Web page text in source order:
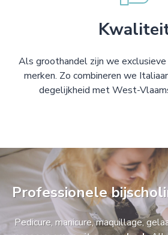
Als groothandel zijn we exclusieve
merken. Zo combineren we
degelijkheid met West-
Professionele
Pedicure, manicure, maquillage,